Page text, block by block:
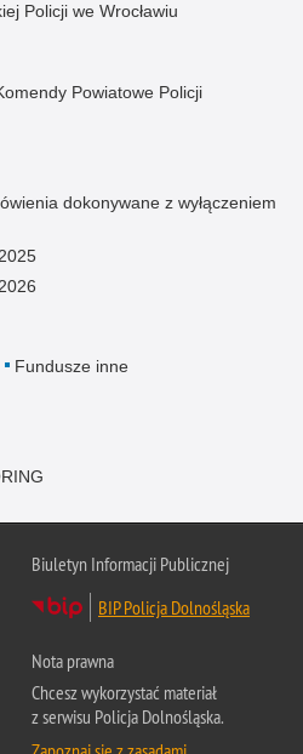
Policji we Wrocławiu
Powiatowe Policji
dokonywane z wyłączeniem
Fundusze inne
Biuletyn Informacji Publicznej
BIP Policja Dolnośląska
Nota prawna
Chcesz wykorzystać materiał
z serwisu Policja Dolnośląska.